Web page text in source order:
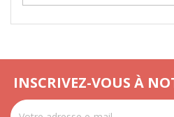
INSCRIVEZ-VOUS À